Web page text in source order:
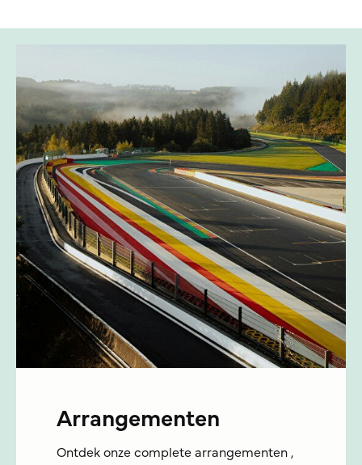
Arrangementen
Ontdek onze complete arrangementen ,